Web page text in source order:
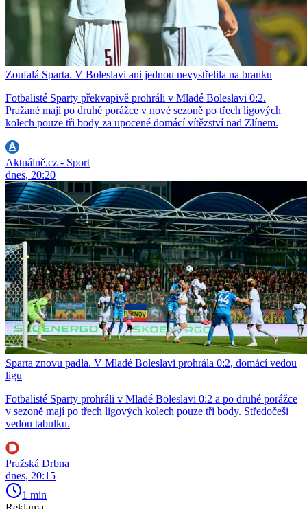
Zoufalá Sparta. V Boleslavi ani jednou nevystřelila na branku
Fotbalisté Sparty překvapivě prohráli v Mladé Boleslavi 0:2.
Pražané mají po druhé porážce v nové sezoně po třech ligových
kolech pouze tři body za upocené domácí vítězství nad Zlínem.
Aktuálně.cz - Sport
dnes, 20:20
Sparta znovu padla. V Mladé Boleslavi prohrála 0:2, domácí vedou
ligu
Fotbalisté Sparty prohráli v Mladé Boleslavi 0:2 a po druhé porážce
v sezoně mají po třech ligových kolech pouze tři body. Středočeši
vedou tabulku.
Pražská Drbna
dnes, 20:15
1 min